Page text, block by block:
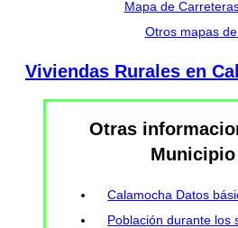
Mapa de
Otros mapas de
Viviendas Rurales en
Otras
Municipio
Calamocha Datos
Población durante los